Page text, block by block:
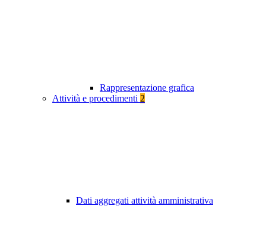
Rappresentazione grafica
Attività e procedimenti 2
Dati aggregati attività amministrativa